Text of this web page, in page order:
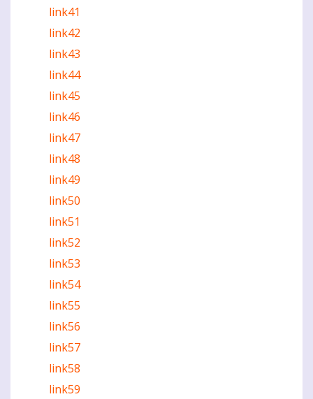
link41
link42
link43
link44
link45
link46
link47
link48
link49
link50
link51
link52
link53
link54
link55
link56
link57
link58
link59